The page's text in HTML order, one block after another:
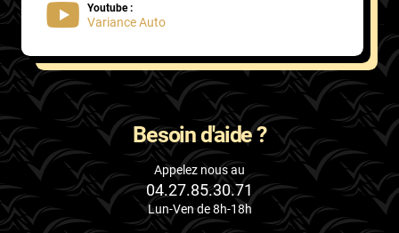
Subaru
Tata
Tesla
Toyota
Volkswagen
Volvo
Youtube :
Variance Auto
Besoin d'aide ?
Appelez nous au
04.27.85.30.71
Lun-Ven de 8h-18h